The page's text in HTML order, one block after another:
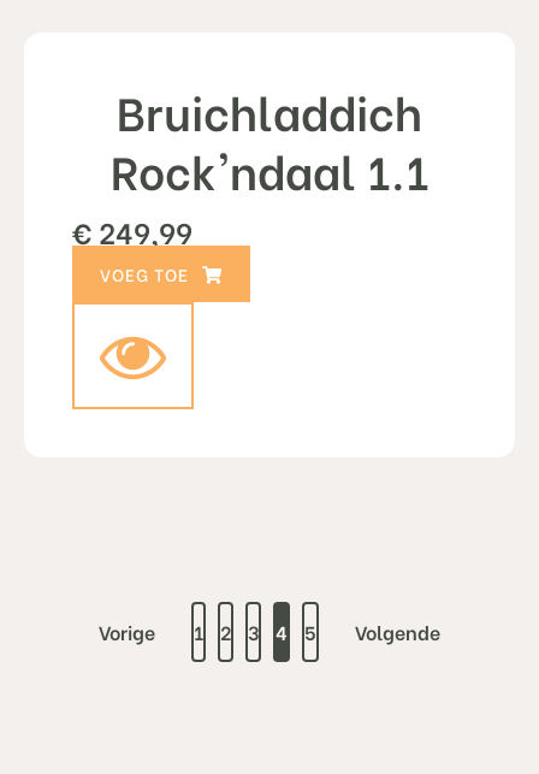
Bruichladdich
Rock'ndaal 1.1
€ 249,99
Vorige 1 2 3 4 5 Volgende